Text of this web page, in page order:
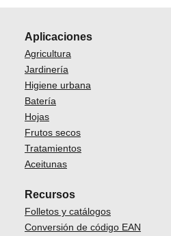
Aplicaciones
Agricultura
Jardinería
Higiene urbana
Batería
Hojas
Frutos secos
Tratamientos
Aceitunas
Recursos
Folletos y catálogos
Conversión de código EAN